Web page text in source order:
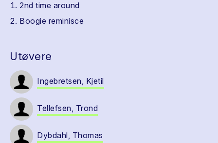
2nd time around
Boogie reminisce
Utøvere
Ingebretsen, Kjetil
Tellefsen, Trond
Dybdahl, Thomas